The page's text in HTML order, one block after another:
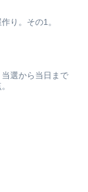
り。その1。
選から当日まで